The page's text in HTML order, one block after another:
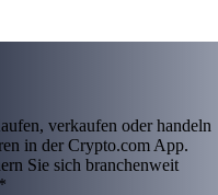
verkaufen oder handeln
in der Crypto.com App.
Sie sich branchenweit